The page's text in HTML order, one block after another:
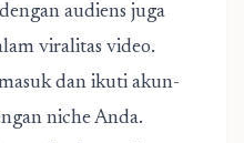
audiens juga
viralitas video.
dan ikuti akun-
niche Anda.